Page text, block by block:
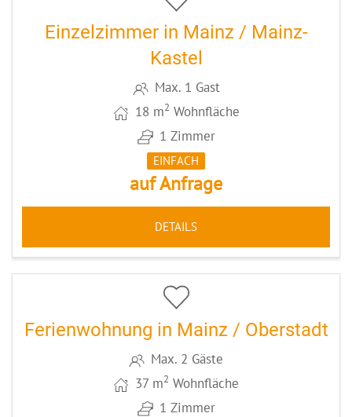
Einzelzimmer in Mainz / Mainz-
Kastel
Max. 1 Gast
18 m2 Wohnfläche
1 Zimmer
EINFACH
auf Anfrage
DETAILS
5 CODE: MZ075
Ferienwohnung in Mainz / Oberstadt
Max. 2 Gäste
37 m2 Wohnfläche
1 Zimmer